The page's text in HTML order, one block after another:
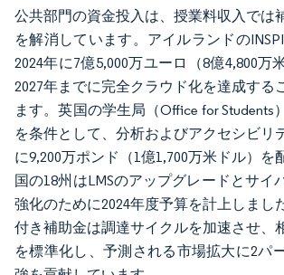
公共部門の資金投入は、授業料収入では
を解消しています。アイルランドの
2024年に7億5,000万ユーロ（8億4,800万
2027年までに完全クラウド化を達成する
ます。英国の学生局（Office for Students
を条件として、分析およびアクセシビリ
に9,200万ポンド（1億1,700万米ドル）を
国の18州はLMSのアップグレードとサイ
強化のために2024年度予算を計上しまし
付き補助金は調達サイクルを加速させ、
を標準化し、予測される市場拡大に2パ